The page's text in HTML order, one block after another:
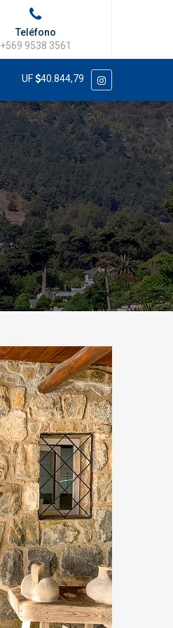
Teléfono
+569 9538 3561
UF 40.844,79